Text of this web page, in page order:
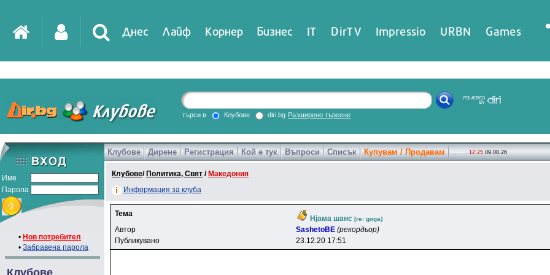
Днес Лайф Корнер Бизнес IT DirTV Impressio URBN Games
търси в Клубове diri.bg Разширено търсене
Име
Парола
• Нов потребител
• Забравена парола
Клубове
Клубове Дирене Регистрация Кой е тук Въпроси Списък Купувам / Продавам 12:25 09.08.26
Клубове/ Политика, Свят / Македония
Информация за клуба
Тема
Нјама шанс [re: goga]
Автор SashetoBE (рекордьор)
Публикувано
23.12.20 17:51